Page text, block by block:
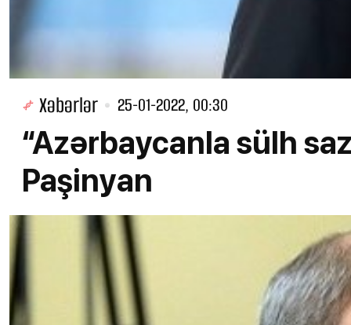
Xəbərlər 25-01-2022, 00:30
“Azərbaycanla sülh
Paşinyan